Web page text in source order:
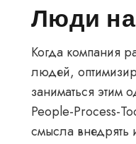
Люди
Когда компания
людей,
заниматься этим
People-Process-
смысла внедрять